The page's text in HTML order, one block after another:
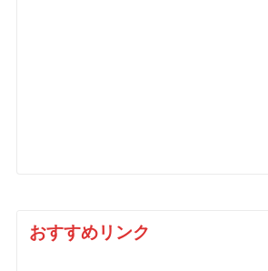
おすすめリンク